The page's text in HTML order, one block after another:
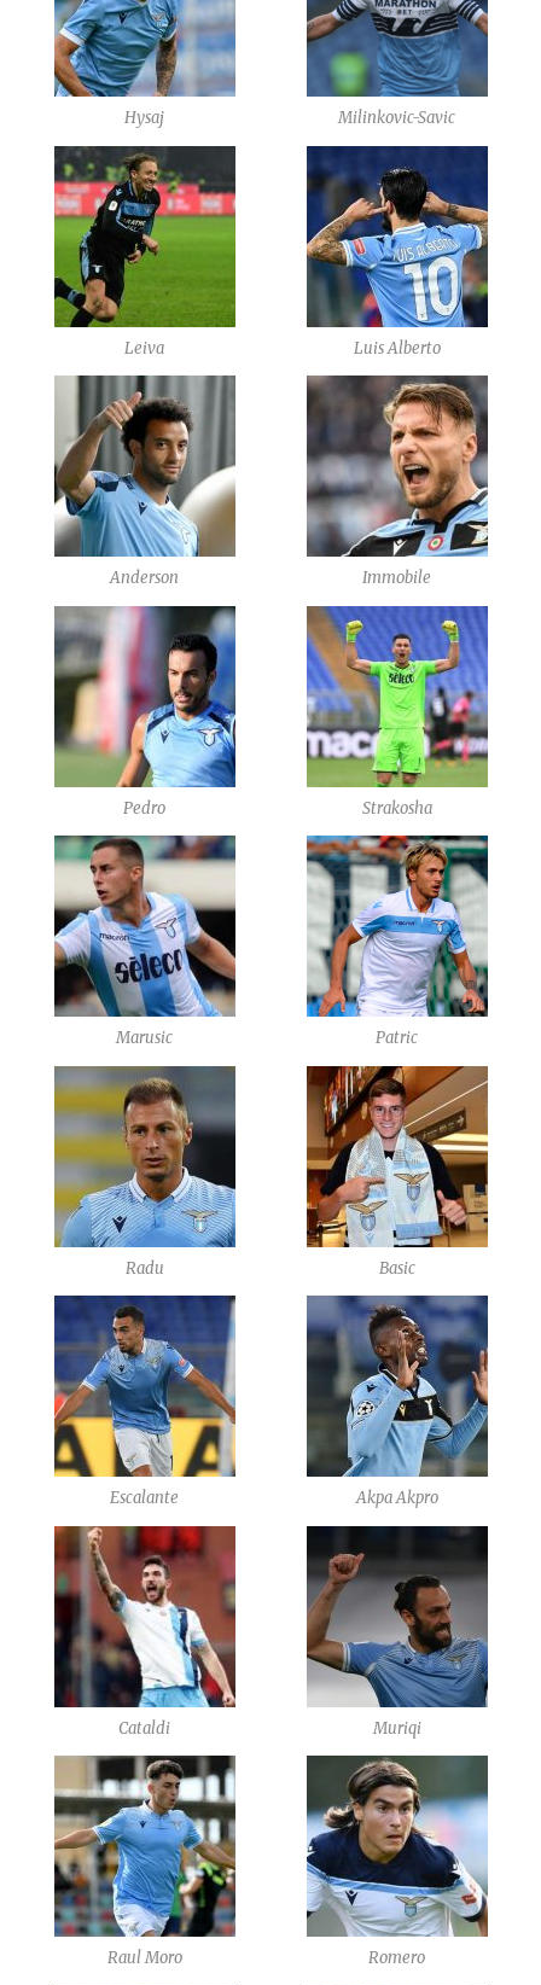
Hysaj Milinkovic-Savic
Leiva Luis Alberto
Anderson Immobile
Pedro Strakosha
Marusic Patric
Radu Basic
Escalante Akpa Akpro
Cataldi Muriqi
Raul Moro Romero